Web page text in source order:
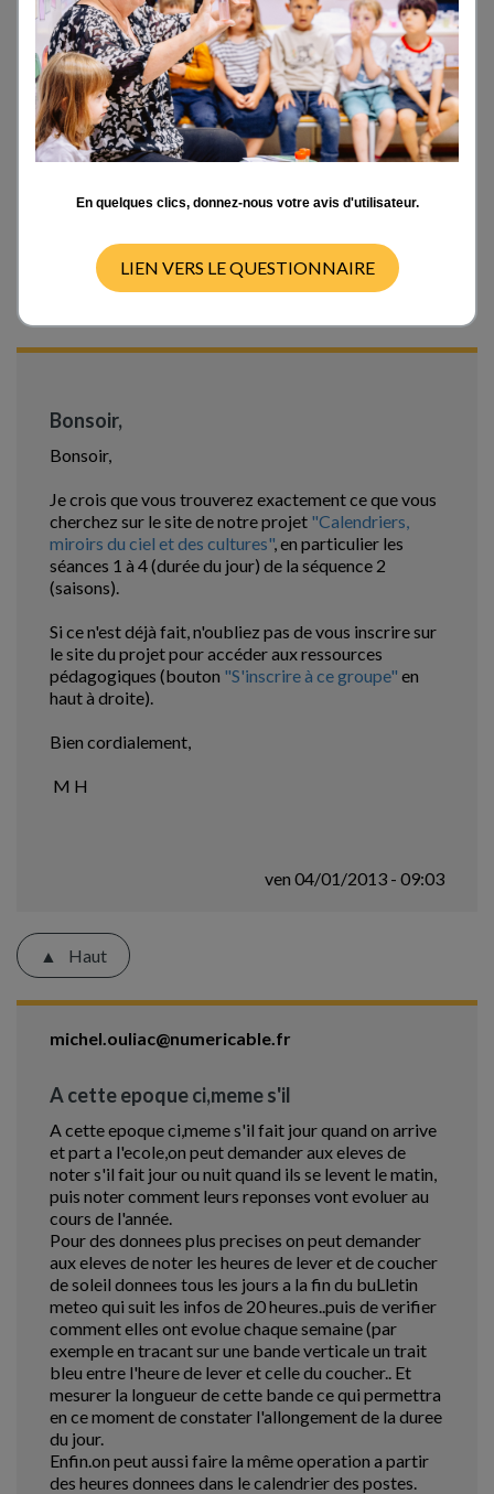
la cour.
D'autre part, les horaires de lever et coucher du soleil
étant en dehors des heures de classe, y'a t-il des
activités simples que les élèves peuvent faire à la
maison ?
Si les observations directes sont difficiles, y'a-t-il
des documents pertinents à ce sujet ?
Merci d'avance
Fri 04/01/13 - 02:44
Bonsoir,
Bonsoir,
Je crois que vous trouverez exactement ce que vous
cherchez sur le site de notre projet "Calendriers,
miroirs du ciel et des cultures", en particulier les
séances 1 à 4 (durée du jour) de la séquence 2
(saisons).
Si ce n'est déjà fait, n'oubliez pas de vous inscrire sur
le site du projet pour accéder aux ressources
pédagogiques (bouton "S'inscrire à ce groupe" en
haut à droite).
Bien cordialement,
M H
ven 04/01/2013 - 09:03
Haut
michel.ouliac@numericable.fr
A cette epoque ci,meme s'il
A cette epoque ci,meme s'il fait jour quand on arrive
et part a l'ecole,on peut demander aux eleves de
noter s'il fait jour ou nuit quand ils se levent le matin,
puis noter comment leurs reponses vont evoluer au
cours de l'année.
Pour des donnees plus precises on peut demander
aux eleves de noter les heures de lever et de coucher
de soleil donnees tous les jours a la fin du buLletin
meteo qui suit les infos de 20 heures..puis de verifier
comment elles ont evolue chaque semaine (par
exemple en tracant sur une bande verticale un trait
bleu entre l'heure de lever et celle du coucher.. Et
mesurer la longueur de cette bande ce qui permettra
en ce moment de constater l'allongement de la duree
du jour.
Enfin.on peut aussi faire la même operation a partir
des heures donnees dans le calendrier des postes.
En quelques clics, donnez-nous votre avis d'utilisateur.
LIEN VERS LE QUESTIONNAIRE